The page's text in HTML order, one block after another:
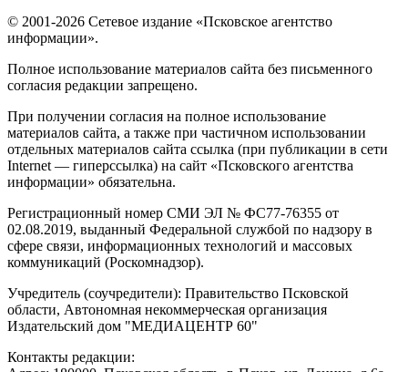
© 2001-2026 Сетевое издание «Псковское агентство
информации».
Полное использование материалов сайта без письменного
согласия редакции запрещено.
При получении согласия на полное использование
материалов сайта, а также при частичном использовании
отдельных материалов сайта ссылка (при публикации в сети
Internet — гиперссылка) на сайт «Псковского агентства
информации» обязательна.
Регистрационный номер СМИ ЭЛ № ФС77-76355 от
02.08.2019, выданный Федеральной службой по надзору в
сфере связи, информационных технологий и массовых
коммуникаций (Роскомнадзор).
Учредитель (соучредители): Правительство Псковской
области, Автономная некоммерческая организация
Издательский дом "МЕДИАЦЕНТР 60"
Контакты редакции: